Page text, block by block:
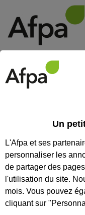
Un
L'Afpa et ses
personnaliser les
de partager des
l'utilisation du site.
mois. Vous pouvez
cliquant sur